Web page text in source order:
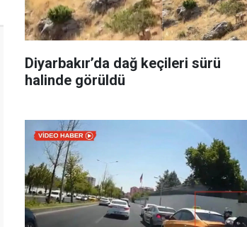
Diyarbakır’da dağ keçileri sürü
halinde görüldü